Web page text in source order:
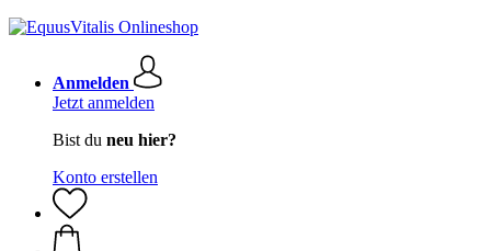
Anmelden
Jetzt anmelden
Bist du neu hier?
Konto erstellen